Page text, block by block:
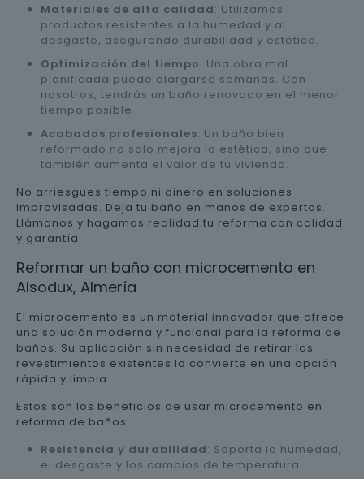
Materiales de alta calidad: Utilizamos
productos resistentes a la humedad y al
desgaste, asegurando durabilidad y estética.
Optimización del tiempo: Una obra mal
planificada puede alargarse semanas. Con
nosotros, tendrás un baño renovado en el menor
tiempo posible.
Acabados profesionales: Un baño bien
reformado no solo mejora la estética, sino que
también aumenta el valor de tu vivienda.
No arriesgues tiempo ni dinero en soluciones
improvisadas. Deja tu baño en manos de expertos.
Llámanos y hagamos realidad tu reforma con calidad
y garantía.
Reformar un baño con microcemento en
Alsodux, Almería
El microcemento es un material innovador que ofrece
una solución moderna y funcional para la reforma de
baños. Su aplicación sin necesidad de retirar los
revestimientos existentes lo convierte en una opción
rápida y limpia.
Estos son los beneficios de usar microcemento en
reforma de baños:
Resistencia y durabilidad: Soporta la humedad,
el desgaste y los cambios de temperatura.